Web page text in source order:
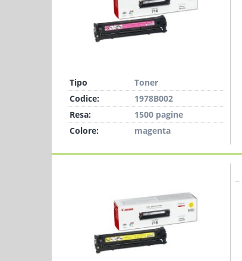
Tipo
Toner
Codice:
1978B002
Resa:
1500 pagine
Colore:
magenta